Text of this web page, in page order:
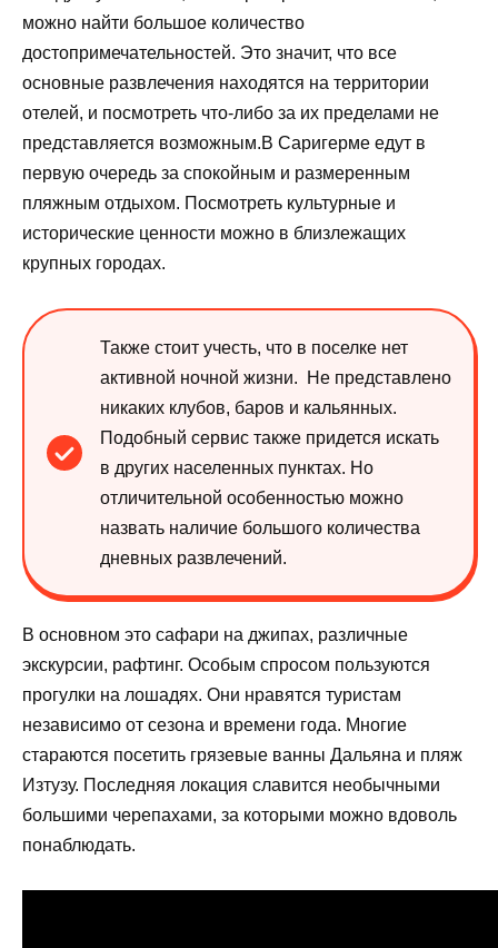
можно найти большое количество
достопримечательностей. Это значит, что все
основные развлечения находятся на территории
отелей, и посмотреть что-либо за их пределами не
представляется возможным.В Саригерме едут в
первую очередь за спокойным и размеренным
пляжным отдыхом. Посмотреть культурные и
исторические ценности можно в близлежащих
крупных городах.
Также стоит учесть, что в поселке нет
активной ночной жизни. Не представлено
никаких клубов, баров и кальянных.
Подобный сервис также придется искать
в других населенных пунктах. Но
отличительной особенностью можно
назвать наличие большого количества
дневных развлечений.
В основном это сафари на джипах, различные
экскурсии, рафтинг. Особым спросом пользуются
прогулки на лошадях. Они нравятся туристам
независимо от сезона и времени года. Многие
стараются посетить грязевые ванны Дальяна и пляж
Изтузу. Последняя локация славится необычными
большими черепахами, за которыми можно вдоволь
понаблюдать.